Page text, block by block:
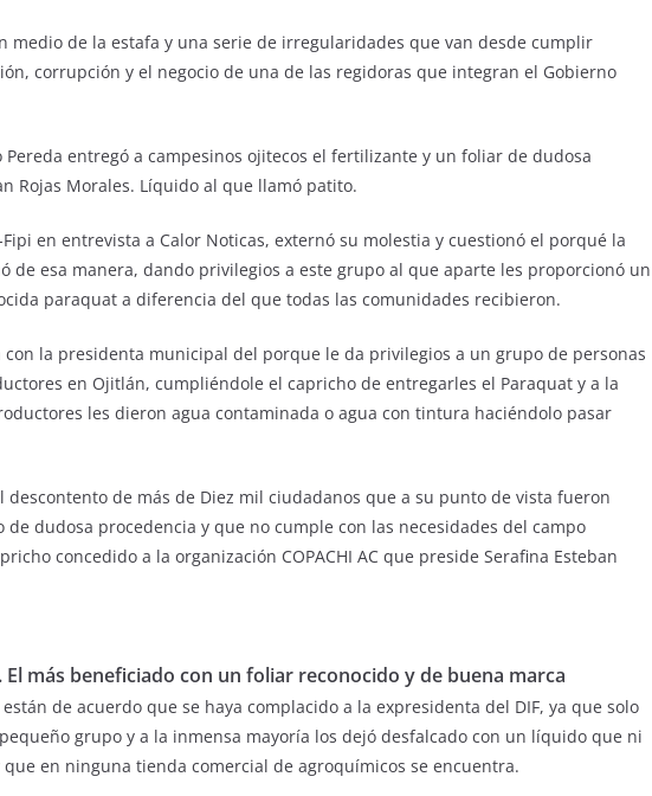
medio de la estafa y una serie de irregularidades que van desde cumplir
corrupción y el negocio de una de las regidoras que integran el Gobierno
Pereda entregó a campesinos ojitecos el fertilizante y un foliar de dudosa
Rojas Morales. Líquido al que llamó patito.
en entrevista a Calor Noticas, externó su molestia y cuestionó el porqué la
de esa manera, dando privilegios a este grupo al que aparte les proporcionó un
paraquat a diferencia del que todas las comunidades recibieron.
con la presidenta municipal del porque le da privilegios a un grupo de personas
en Ojitlán, cumpliéndole el capricho de entregarles el Paraquat y a la
les dieron agua contaminada o agua con tintura haciéndolo pasar
descontento de más de Diez mil ciudadanos que a su punto de vista fueron
dudosa procedencia y que no cumple con las necesidades del campo
concedido a la organización COPACHI AC que preside Serafina Esteban
El más beneficiado con un foliar reconocido y de buena marca
de acuerdo que se haya complacido a la expresidenta del DIF, ya que solo
grupo y a la inmensa mayoría los dejó desfalcado con un líquido que ni
en ninguna tienda comercial de agroquímicos se encuentra.